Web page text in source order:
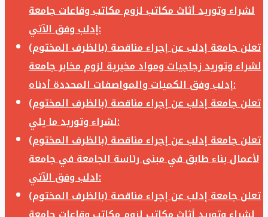
لشراء وتوريد أثاث مكاتب لزوم مكاتب وقاعات جامعة
إدلب وفق الآتي:
تعلن جامعة إدلب عن إجراء مناقصة (بالظرف المختوم)
لشراء وتوريد زجاجيات ومواد مخبرية لزوم مخابر جامعة
إدلب وفق الكميات والمواصفات المحددة أدناه:
تعلن جامعة إدلب عن إجراء مناقصة (بالظرف المختوم)
لشراء وتوريد ما يلي:
تعلن جامعة إدلب عن إجراء مناقصة (بالظرف المختوم)
لأعمال بناء طابق في مبنى رئاسة الجامعة في جامعة
ادلب وفق الآتي:
تعلن جامعة إدلب عن إجراء مناقصة (بالظرف المختوم)